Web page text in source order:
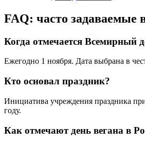
FAQ: часто задаваемые
Когда отмечается Всемирный
Ежегодно 1 ноября. Дата выбрана в
Кто основал праздник?
Инициатива учреждения праздника
году.
Как отмечают день вегана в